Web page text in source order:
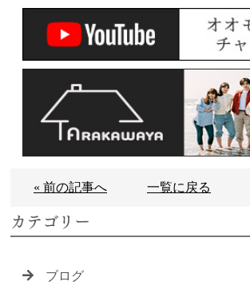
« 前の記事へ 一覧に戻る
カテゴリー
ブログ